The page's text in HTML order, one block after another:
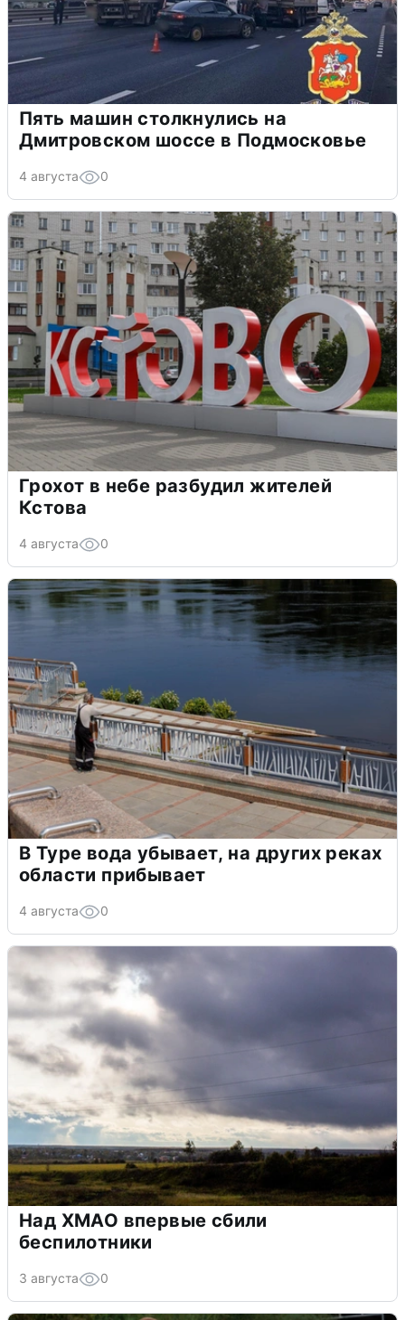
Пять машин столкнулись на
Дмитровском шоссе в Подмосковье
4 августа 0
Грохот в небе разбудил жителей
Кстова
4 августа 0
В Туре вода убывает, на других реках
области прибывает
4 августа 0
Над ХМАО впервые сбили
беспилотники
3 августа 0